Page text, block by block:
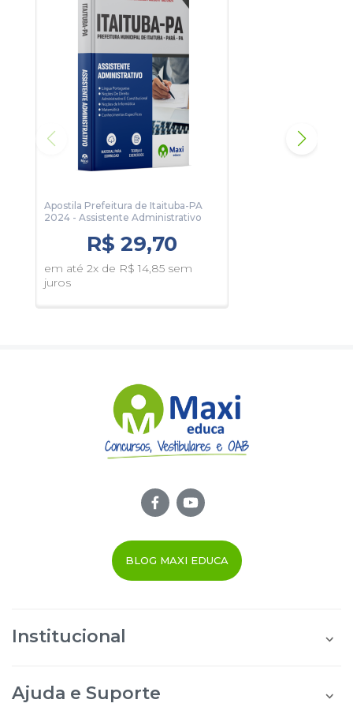
Apostila Prefeitura de Itaituba-PA
2024 - Assistente Administrativo
R$ 29,70
em até 2x de R$ 14,85 sem
juros
BLOG MAXI EDUCA
Institucional
Área do Afiliado
Ajuda e Suporte